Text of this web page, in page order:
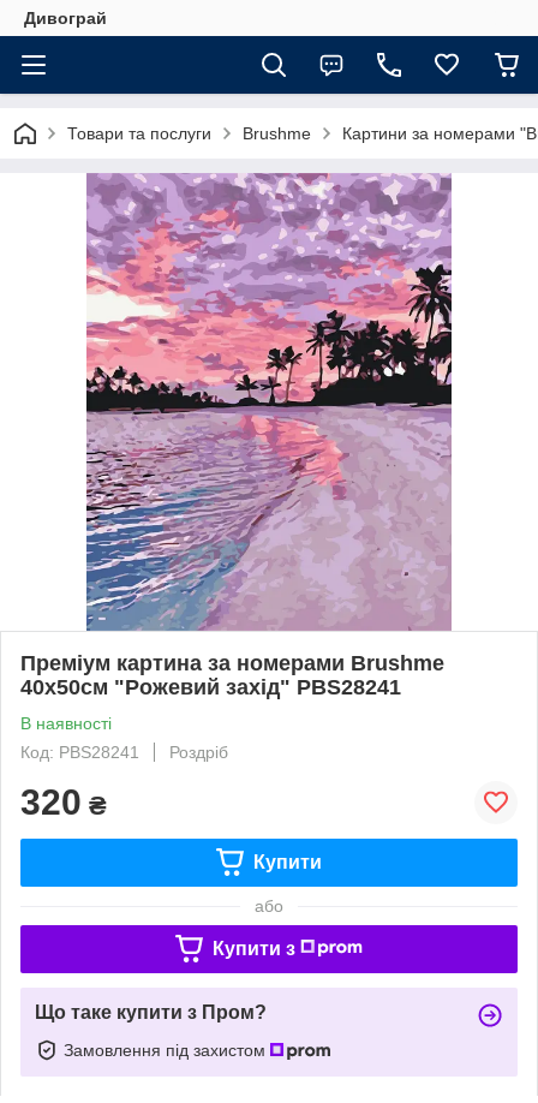
Дивограй
Товари та послуги Brushme Картини за номерами
Преміум картина за номерами Brushme
40x50см "Рожевий захід" PBS28241
В наявності
Код: PBS28241
Роздріб
320 ₴
Купити
або
Купити з
Що таке купити з Пром?
Замовлення під захистом